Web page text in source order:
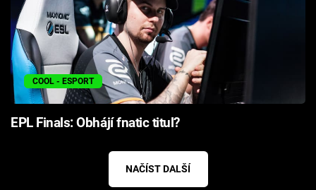
COOL - ESPORT
EPL Finals: Obhájí fnatic titul?
NAČÍST DALŠÍ